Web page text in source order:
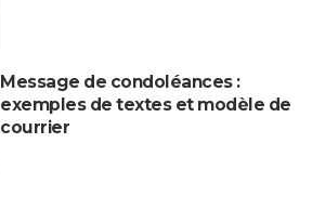
Message de condoléances :
exemples de textes et modèle de
courrier